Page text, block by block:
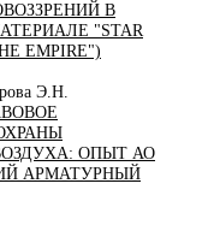
В
"STAR
EMPIRE")
Э.Н.
ОПЫТ АО
АРМАТУРНЫЙ